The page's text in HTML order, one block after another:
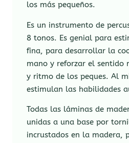
los más pequeños.
Es un instrumento de
8 tonos. Es genial para
fina, para desarrollar la
mano y reforzar el sentido
y ritmo de los peques. Al
estimulan las habilidades
Todas las láminas de
unidas a una base por
incrustados en la madera,